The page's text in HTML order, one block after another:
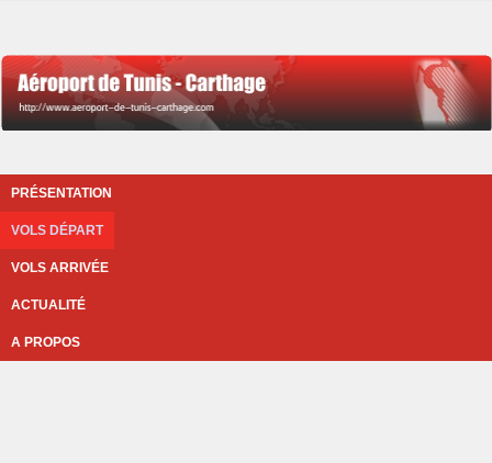
PRÉSENTATION
VOLS DÉPART
VOLS ARRIVÉE
ACTUALITÉ
A PROPOS